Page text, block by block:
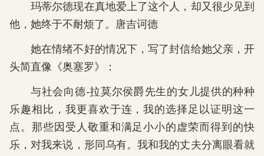
玛蒂尔德现在真地爱上了这个人，却又很少见到
他，她终于不耐烦了。唐吉诃德
她在情绪不好的情况下，写了封信给她父亲，开
头简直像《奥塞罗》：
与社会向德-拉莫尔侯爵先生的女儿提供的种种
乐趣相比，我更喜欢于连，我的选择足以证明这一
点。那些因受人敬重和满足小小的虚荣而得到的快
乐，对我来说，形同乌有。我和我的丈夫分离眼看就